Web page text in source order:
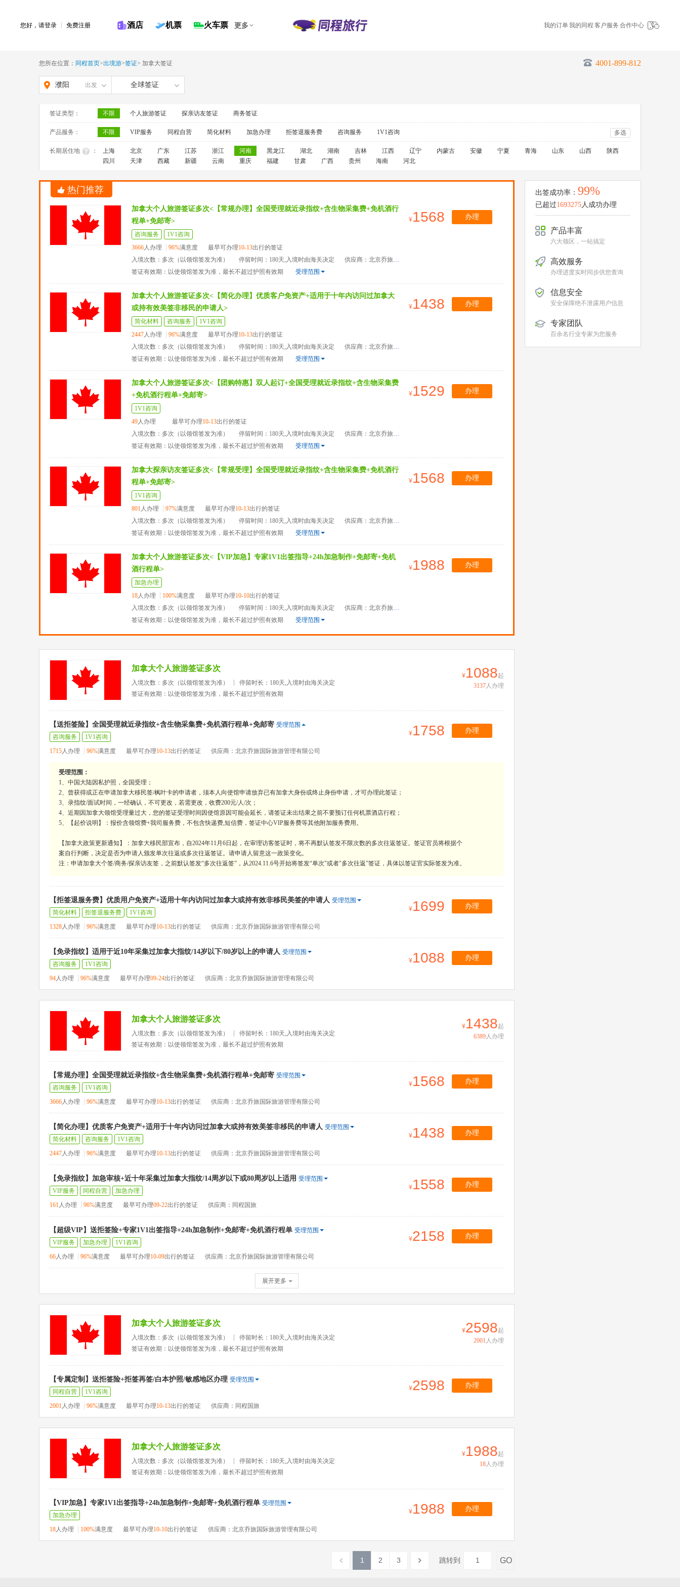
您好，请登录 免费注册 酒店 机票 火车票 更多 我的订单我的同程 客户服务 合作中心
您所在位置： 同程首页>出境游>签证> 加拿大签证 4001-899-812
濮阳 出发 全球签证
签证类型： 不限 个人旅游签证 探亲访友签证 商务签证
产品服务： 不限 VIP服务 同程自营 简化材料 加急办理 拒签退服务费 咨询服务 1V1咨询 多选
长期居住地 ： 上海 北京 广东 江苏 浙江 河南 黑龙江 湖北 湖南 吉林 江西 辽宁 内蒙古 安徽 宁夏 青海 山东 山西
陕西
四川
天津 西藏 新疆 云南 重庆 福建 甘肃 广西 贵州 海南 河北
热门推荐
加拿大个人旅游签证多次<【常规办理】全国受理就近录指纹+含生物采集费+免机酒行
程单+免邮寄>
咨询服务
1V1咨询
3666人办理 96%满意度 最早可办理10-13出行的签证
入境次数：多次（以领馆签发为准）
停留时间：180天,入境时由海关决定
供应商：北京乔旅国际旅游管理有限公司
签证有效期：以使领馆签发为准，最长不超过护照有效期
受理范围
1568 办理
加拿大个人旅游签证多次<【简化办理】优质客户免资产+适用于十年内访问过加拿大
或持有效美签非移民的申请人>
简化材料 咨询服务
1V1咨询
2447人办理 96%满意度 最早可办理10-13出行的签证
入境次数：多次（以领馆签发为准）
停留时间：180天,入境时由海关决定
供应商：北京乔旅国际旅游管理有限公司
签证有效期：以使领馆签发为准，最长不超过护照有效期
受理范围
1438 办理
加拿大个人旅游签证多次<【团购特惠】双人起订+全国受理就近录指纹+含生物采集费
+免机酒行程单+免邮寄>
1V1咨询
49人办理 最早可办理10-13出行的签证
入境次数：多次（以领馆签发为准）
停留时间：180天,入境时由海关决定
供应商：北京乔旅国际旅游管理有限公司
签证有效期：以使领馆签发为准，最长不超过护照有效期
受理范围
1529 办理
加拿大探亲访友签证多次<【常规受理】全国受理就近录指纹+含生物采集费+免机酒行
程单+免邮寄>
1V1咨询
801人办理 97%满意度 最早可办理10-13出行的签证
入境次数：多次（以领馆签发为准）
停留时间：180天,入境时由海关决定
供应商：北京乔旅国际旅游管理有限公司
签证有效期：以使领馆签发为准，最长不超过护照有效期
受理范围
1568 办理
加拿大个人旅游签证多次<【VIP加急】专家1V1出签指导+24h加急制作+免邮寄+免机
酒行程单>
加急办理
18人办理 100%满意度 最早可办理10-10出行的签证
入境次数：多次（以领馆签发为准）
停留时间：180天,入境时由海关决定
供应商：北京乔旅国际旅游管理有限公司
签证有效期：以使领馆签发为准，最长不超过护照有效期
受理范围
1988 办理
加拿大个人旅游签证多次
入境次数：多次（以领馆签发为准）
停留时长：180天,入境时由海关决定
签证有效期：以使领馆签发为准，最长不超过护照有效期
1088起
3137人办理
【送拒签险】全国受理就近录指纹+含生物采集费+免机酒行程单+免邮寄 受理范围
咨询服务
1V1咨询
1715人办理 96%满意度 最早可办理10-13出行的签证 供应商：北京乔旅国际旅游管理有限公司
1758 办理
受理范围：
1、中国大陆因私护照，全国受理；
2、曾获得或正在申请加拿大移民签/枫叶卡的申请者，须本人向使馆申请放弃已有加拿大身份或终止身份申请，才可办理此签证；
3、录指纹/面试时间，一经确认，不可更改，若需更改，收费200元/人/次；
4、近期因加拿大领馆受理量过大，您的签证受理时间因使馆原因可能会延长，请签证未出结果之前不要预订任何机票酒店行程；
5、【起价说明】：报价含领馆费+我司服务费，不包含快递费,短信费，签证中心VIP服务费等其他附加服务费用。
【加拿大政策更新通知】：加拿大移民部宣布，自2024年11月6日起，在审理访客签证时，将不再默认签发不限次数的多次往返签证。签证官员将根据个
案自行判断，决定是否为申请人颁发单次往返或多次往返签证。请申请人留意这一政策变化。
注：申请加拿大个签/商务/探亲访友签，之前默认签发“多次往返签”，从2024.11.6号开始将签发“单次"或者"多次往返”签证，具体以签证官实际签发为准。
【拒签退服务费】优质用户免资产+适用十年内访问过加拿大或持有效非移民美签的申请人 受理范围
简化材料
拒签退服务费
1V1咨询
1328人办理 96%满意度 最早可办理10-13出行的签证 供应商：北京乔旅国际旅游管理有限公司
1699 办理
【免录指纹】适用于近10年采集过加拿大指纹/14岁以下/80岁以上的申请人 受理范围
咨询服务
1V1咨询
94人办理 96%满意度 最早可办理09-24出行的签证 供应商：北京乔旅国际旅游管理有限公司
1088 办理
加拿大个人旅游签证多次
入境次数：多次（以领馆签发为准）
停留时长：180天,入境时由海关决定
签证有效期：以使领馆签发为准，最长不超过护照有效期
1438起
6389人办理
【常规办理】全国受理就近录指纹+含生物采集费+免机酒行程单+免邮寄 受理范围
咨询服务
1V1咨询
3666人办理 96%满意度 最早可办理10-13出行的签证 供应商：北京乔旅国际旅游管理有限公司
1568 办理
【简化办理】优质客户免资产+适用于十年内访问过加拿大或持有效美签非移民的申请人 受理范围
简化材料
咨询服务
1V1咨询
2447人办理 96%满意度 最早可办理10-13出行的签证 供应商：北京乔旅国际旅游管理有限公司
1438 办理
【免录指纹】加急审核+近十年采集过加拿大指纹/14周岁以下或80周岁以上适用 受理范围
VIP服务
同程自营
加急办理
161人办理 96%满意度 最早可办理09-22出行的签证 供应商：同程国旅
1558 办理
【超级VIP】送拒签险+专家1V1出签指导+24h加急制作+免邮寄+免机酒行程单 受理范围
VIP服务
加急办理
1V1咨询
66人办理 96%满意度 最早可办理10-09出行的签证 供应商：北京乔旅国际旅游管理有限公司
2158 办理
展开更多
加拿大个人旅游签证多次
入境次数：多次（以领馆签发为准）
停留时长：180天,入境时由海关决定
签证有效期：以使领馆签发为准，最长不超过护照有效期
2598起
2001 人办理
【专属定制】送拒签险+拒签再签/白本护照/敏感地区办理 受理范围
同程自营
1V1咨询
2001人办理 96%满意度 最早可办理10-13出行的签证 供应商：同程国旅
2598 办理
加拿大个人旅游签证多次
入境次数：多次（以领馆签发为准）
停留时长：180天,入境时由海关决定
签证有效期：以使领馆签发为准，最长不超过护照有效期
1988起
18人办理
【VIP加急】专家1V1出签指导+24h加急制作+免邮寄+免机酒行程单 受理范围
加急办理
18人办理 100%满意度 最早可办理10-10出行的签证 供应商：北京乔旅国际旅游管理有限公司
1988 办理
1 2 3 跳转到 GO
出签成功率： 99%
已超过1693275人成功办理
产品丰富
六大领区，一站搞定
高效服务
办理进度实时同步供您查询
信息安全
安全保障绝不泄露用户信息
专家团队
百余名行业专家为您服务